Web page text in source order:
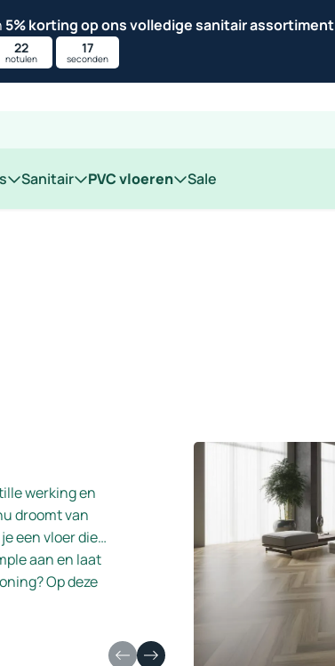
5% korting op ons volledige sanitair
22
notulen
16
seconden
Sanitair PVC vloeren Sale
werking en
droomt van
een vloer die
aan en laat
Op deze